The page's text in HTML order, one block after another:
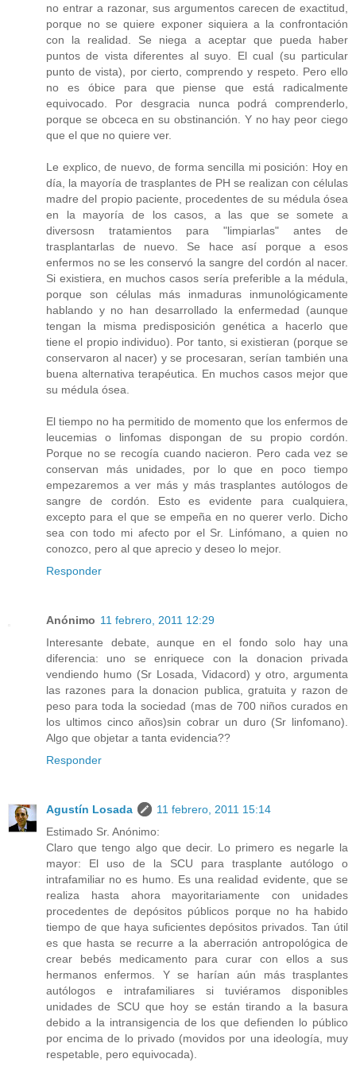
no entrar a razonar, sus argumentos carecen de exactitud,
porque no se quiere exponer siquiera a la confrontación
con la realidad. Se niega a aceptar que pueda haber
puntos de vista diferentes al suyo. El cual (su particular
punto de vista), por cierto, comprendo y respeto. Pero ello
no es óbice para que piense que está radicalmente
equivocado. Por desgracia nunca podrá comprenderlo,
porque se obceca en su obstinanción. Y no hay peor ciego
que el que no quiere ver.
Le explico, de nuevo, de forma sencilla mi posición: Hoy en
día, la mayoría de trasplantes de PH se realizan con células
madre del propio paciente, procedentes de su médula ósea
en la mayoría de los casos, a las que se somete a
diversosn tratamientos para "limpiarlas" antes de
trasplantarlas de nuevo. Se hace así porque a esos
enfermos no se les conservó la sangre del cordón al nacer.
Si existiera, en muchos casos sería preferible a la médula,
porque son células más inmaduras inmunológicamente
hablando y no han desarrollado la enfermedad (aunque
tengan la misma predisposición genética a hacerlo que
tiene el propio individuo). Por tanto, si existieran (porque se
conservaron al nacer) y se procesaran, serían también una
buena alternativa terapéutica. En muchos casos mejor que
su médula ósea.
El tiempo no ha permitido de momento que los enfermos de
leucemias o linfomas dispongan de su propio cordón.
Porque no se recogía cuando nacieron. Pero cada vez se
conservan más unidades, por lo que en poco tiempo
empezaremos a ver más y más trasplantes autólogos de
sangre de cordón. Esto es evidente para cualquiera,
excepto para el que se empeña en no querer verlo. Dicho
sea con todo mi afecto por el Sr. Linfómano, a quien no
conozco, pero al que aprecio y deseo lo mejor.
Responder
Anónimo 11 febrero, 2011 12:29
Interesante debate, aunque en el fondo solo hay una
diferencia: uno se enriquece con la donacion privada
vendiendo humo (Sr Losada, Vidacord) y otro, argumenta
las razones para la donacion publica, gratuita y razon de
peso para toda la sociedad (mas de 700 niños curados en
los ultimos cinco años)sin cobrar un duro (Sr linfomano).
Algo que objetar a tanta evidencia??
Responder
Agustín Losada
11 febrero, 2011 15:14
Estimado Sr. Anónimo:
Claro que tengo algo que decir. Lo primero es negarle la
mayor: El uso de la SCU para trasplante autólogo o
intrafamiliar no es humo. Es una realidad evidente, que se
realiza hasta ahora mayoritariamente con unidades
procedentes de depósitos públicos porque no ha habido
tiempo de que haya suficientes depósitos privados. Tan útil
es que hasta se recurre a la aberración antropológica de
crear bebés medicamento para curar con ellos a sus
hermanos enfermos. Y se harían aún más trasplantes
autólogos e intrafamiliares si tuviéramos disponibles
unidades de SCU que hoy se están tirando a la basura
debido a la intransigencia de los que defienden lo público
por encima de lo privado (movidos por una ideología, muy
respetable, pero equivocada).